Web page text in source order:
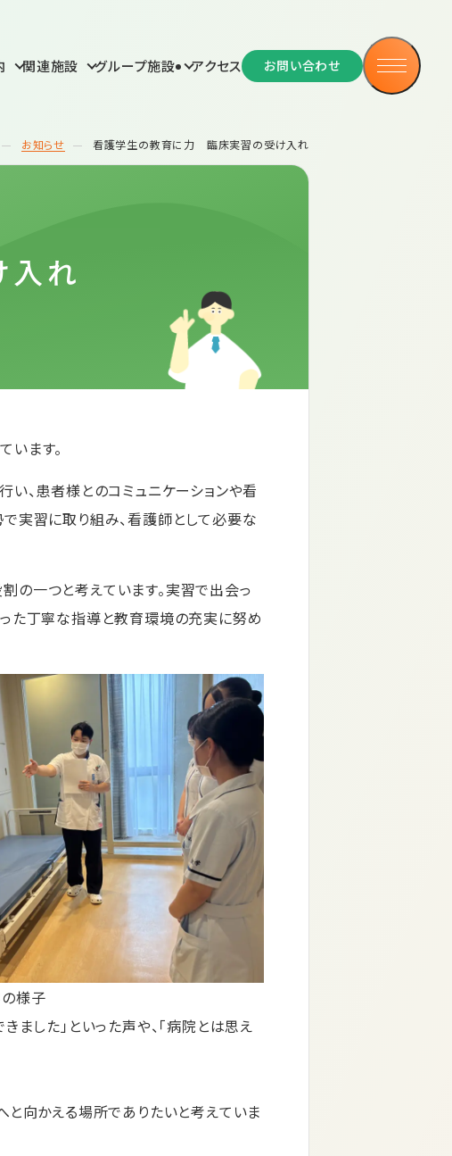
関連施設 グループ施設 アクセス お問い合わせ
疾患センター便り
供・個人情報保護
お知らせ 看護学生の教育に力 臨床実習の受け入れ
れ
ます。
、患者様とのコミュニケーションや看
実習に取り組み、看護師として必要な
の一つと考えています。実習で出会っ
た丁寧な指導と教育環境の充実に努め
様子
した」といった声や、「病院とは思え
と向かえる場所でありたいと考えていま